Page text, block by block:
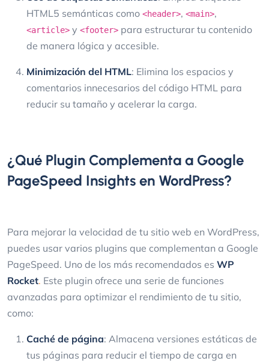
HTML5 semánticas como <header>, <main>,
<article> y <footer> para estructurar tu contenido
de manera lógica y accesible.
Minimización del HTML: Elimina los espacios y
comentarios innecesarios del código HTML para
reducir su tamaño y acelerar la carga.
¿Qué Plugin Complementa a Google
PageSpeed Insights en WordPress?
Para mejorar la velocidad de tu sitio web en WordPress,
puedes usar varios plugins que complementan a Google
PageSpeed. Uno de los más recomendados es WP
Rocket. Este plugin ofrece una serie de funciones
avanzadas para optimizar el rendimiento de tu sitio,
como:
Caché de página: Almacena versiones estáticas de
tus páginas para reducir el tiempo de carga en